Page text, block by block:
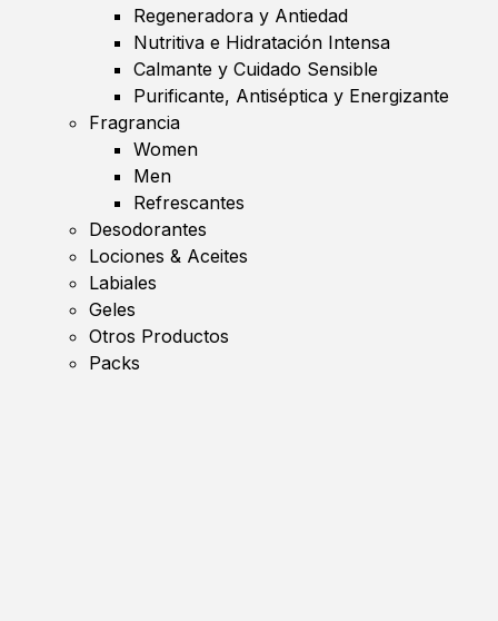
Regeneradora y Antiedad
Nutritiva e Hidratación Intensa
Calmante y Cuidado Sensible
Purificante, Antiséptica y Energizante
Fragrancia
Women
Men
Refrescantes
Desodorantes
Lociones & Aceites
Labiales
Geles
Otros Productos
Packs